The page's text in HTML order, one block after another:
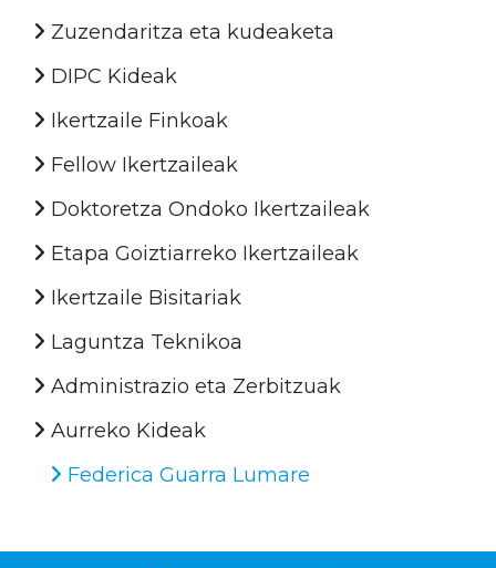
Zuzendaritza eta kudeaketa
DIPC Kideak
Ikertzaile Finkoak
Fellow Ikertzaileak
Doktoretza Ondoko Ikertzaileak
Etapa Goiztiarreko Ikertzaileak
Ikertzaile Bisitariak
Laguntza Teknikoa
Administrazio eta Zerbitzuak
Aurreko Kideak
Federica Guarra Lumare